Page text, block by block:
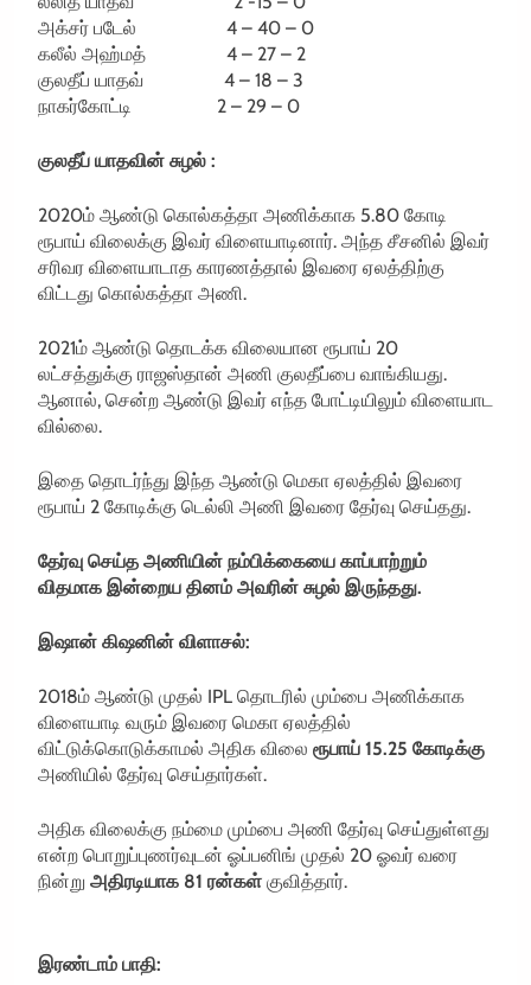
அக்சர் படேல் 4 – 40 – 0
கலீல் அஹ்மத் 4 – 27 – 2
குலதீப் யாதவ் 4 – 18 – 3
நாகர்கோட்டி 2 – 29 – 0
குலதீப் யாதவின் சுழல் :
2020ம் ஆண்டு கொல்கத்தா அணிக்காக 5.80 கோடி
ரூபாய் விலைக்கு இவர் விளையாடினார். அந்த சீசனில் இவர்
சரிவர விளையாடாத காரணத்தால் இவரை ஏலத்திற்கு
விட்டது கொல்கத்தா அணி.
2021ம் ஆண்டு தொடக்க விலையான ரூபாய் 20
லட்சத்துக்கு ராஜஸ்தான் அணி குலதீப்பை வாங்கியது.
ஆனால், சென்ற ஆண்டு இவர் எந்த போட்டியிலும் விளையாட
வில்லை.
இதை தொடர்ந்து இந்த ஆண்டு மெகா ஏலத்தில் இவரை
ரூபாய் 2 கோடிக்கு டெல்லி அணி இவரை தேர்வு செய்தது.
தேர்வு செய்த அணியின் நம்பிக்கையை காப்பாற்றும்
விதமாக இன்றைய தினம் அவரின் சுழல் இருந்தது.
இஷான் கிஷனின் விளாசல்:
2018ம் ஆண்டு முதல் IPL தொடரில் மும்பை அணிக்காக
விளையாடி வரும் இவரை மெகா ஏலத்தில்
விட்டுக்கொடுக்காமல் அதிக விலை ரூபாய் 15.25 கோடிக்கு
அணியில் தேர்வு செய்தார்கள்.
அதிக விலைக்கு நம்மை மும்பை அணி தேர்வு செய்துள்ளது
என்ற பொறுப்புணர்வுடன் ஓப்பனிங் முதல் 20 ஓவர் வரை
நின்று அதிரடியாக 81 ரன்கள் குவித்தார்.
இரண்டாம் பாதி: